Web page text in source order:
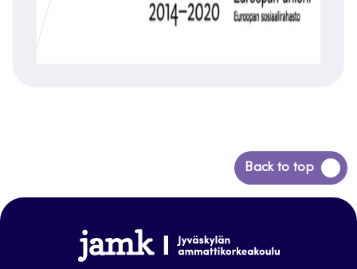
Back to top
Siirry
takaisin
www.jamk.fi